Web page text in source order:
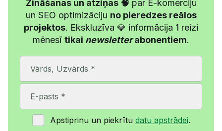
Zināšanas un atziņas 🧠 par E-komerciju
un SEO optimizāciju no pieredzes reālos
projektos. Ekskluzīva 💎 informācija 1 reizi
mēnesī tikai newsletterabonentiem.
Apstiprinu un piekrītu datu apstrādei.